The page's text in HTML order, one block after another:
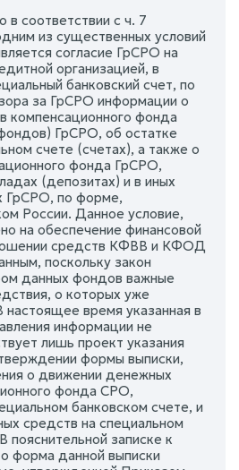
в соответствии с ч. 7
из существенных условий
согласие ГрСРО на
организацией, в
банковский счет, по
за ГрСРО информации о
компенсационного фонда
ГрСРО, об остатке
счете (счетах), а также о
фонда ГрСРО,
(депозитах) и в иных
ГрСРО, по форме,
России. Данное условие,
на обеспечение финансовой
средств КФВВ и КФОД
поскольку закон
данных фондов важные
о которых уже
настоящее время указанная в
информации не
лишь проект указания
формы выписки,
о движении денежных
фонда СРО,
банковском счете, и
средств на специальном
пояснительной записке к
форма данной выписки